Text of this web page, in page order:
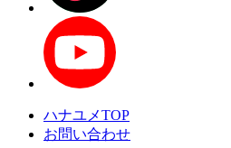
ハナユメTOP
お問い合わせ